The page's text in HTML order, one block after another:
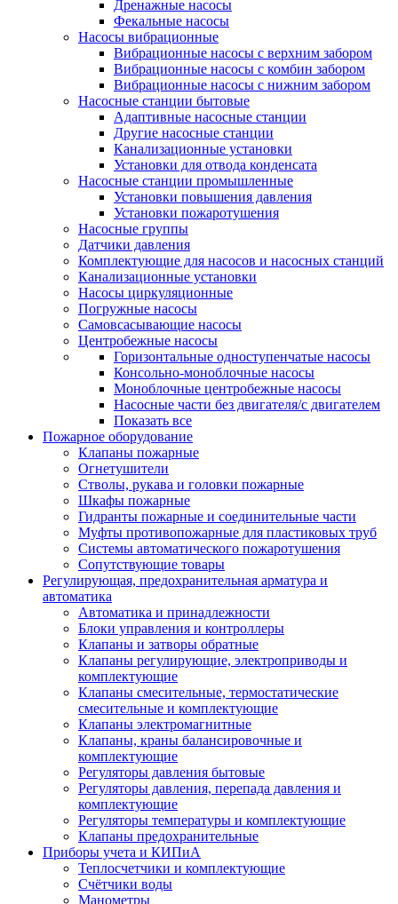
Дренажные насосы
Фекальные насосы
Насосы вибрационные
Вибрационные насосы с верхним забором
Вибрационные насосы с комбин забором
Вибрационные насосы с нижним забором
Насосные станции бытовые
Адаптивные насосные станции
Другие насосные станции
Канализационные установки
Установки для отвода конденсата
Насосные станции промышленные
Установки повышения давления
Установки пожаротушения
Насосные группы
Датчики давления
Комплектующие для насосов и насосных станций
Канализационные установки
Насосы циркуляционные
Погружные насосы
Самовсасывающие насосы
Центробежные насосы
Горизонтальные одноступенчатые насосы
Консольно-моноблочные насосы
Моноблочные центробежные насосы
Насосные части без двигателя/с двигателем
Показать все
Пожарное оборудование
Клапаны пожарные
Огнетушители
Стволы, рукава и головки пожарные
Шкафы пожарные
Гидранты пожарные и соединительные части
Муфты противопожарные для пластиковых труб
Системы автоматического пожаротушения
Сопутствующие товары
Регулирующая, предохранительная арматура и
автоматика
Автоматика и принадлежности
Блоки управления и контроллеры
Клапаны и затворы обратные
Клапаны регулирующие, электроприводы и
комплектующие
Клапаны смесительные, термостатические
смесительные и комплектующие
Клапаны электромагнитные
Клапаны, краны балансировочные и
комплектующие
Регуляторы давления бытовые
Регуляторы давления, перепада давления и
комплектующие
Регуляторы температуры и комплектующие
Клапаны предохранительные
Приборы учета и КИПиА
Теплосчетчики и комплектующие
Счётчики воды
Манометры